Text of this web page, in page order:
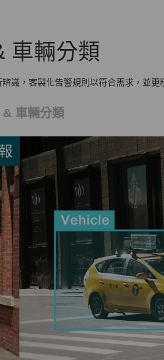
車輛分類
識，客製化告警規則以符合需求，並更
& 車輛分類